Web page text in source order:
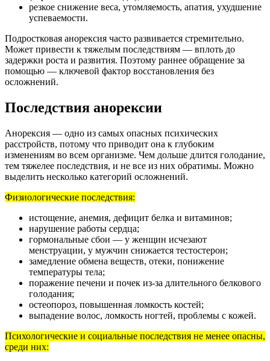
резкое снижение веса, утомляемость, апатия, ухудшение
успеваемости.
Подростковая анорексия часто развивается стремительно.
Может привести к тяжелым последствиям — вплоть до
задержки роста и развития. Поэтому раннее обращение за
помощью — ключевой фактор восстановления без
осложнений.
Последствия анорексии
Анорексия — одно из самых опасных психических
расстройств, потому что приводит она к глубоким
изменениям во всем организме. Чем дольше длится голодание,
тем тяжелее последствия, и не все из них обратимы. Можно
выделить несколько категорий осложнений.
Физиологические последствия:
истощение, анемия, дефицит белка и витаминов;
нарушение работы сердца;
гормональные сбои — у женщин исчезают
менструации, у мужчин снижается тестостерон;
замедление обмена веществ, отеки, понижение
температуры тела;
поражение печени и почек из-за длительного белкового
голодания;
остеопороз, повышенная ломкость костей;
выпадение волос, ломкость ногтей, проблемы с кожей.
Психологические и социальные последствия не менее опасны,
среди них: